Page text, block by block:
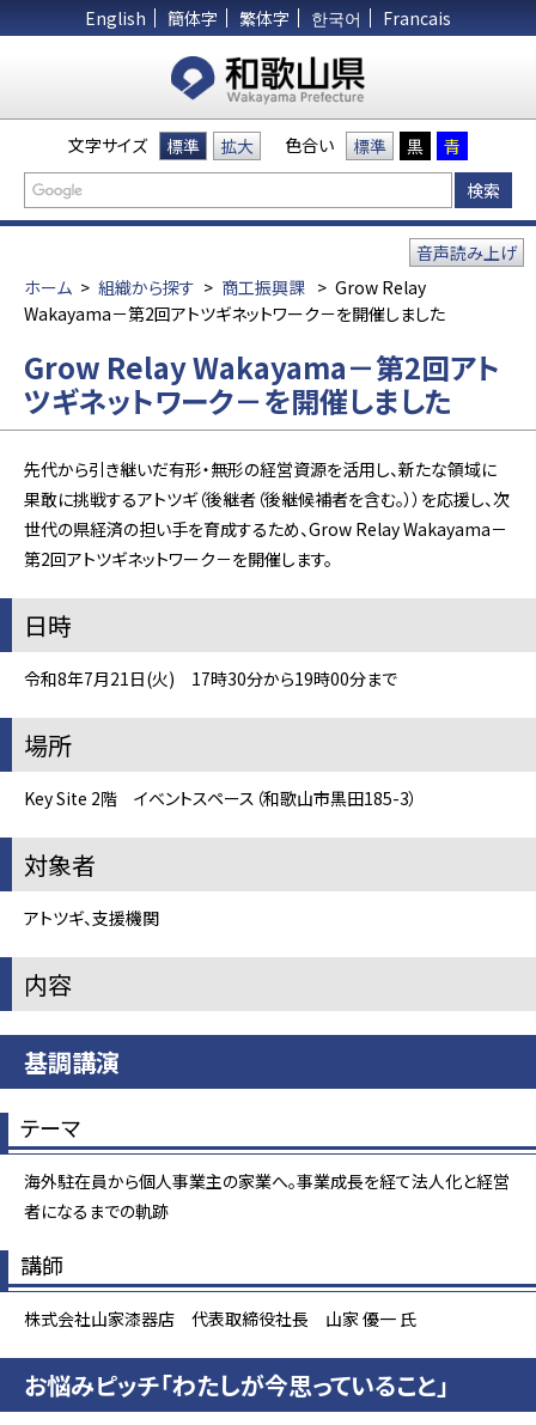
English 簡体字 繁体字 한국어 Francais
文字サイズ 標準 拡大 色合い 標準 黒 青
ホーム > 組織から探す > 商工振興課 > Grow Relay
Wakayama－第2回アトツギネットワーク－を開催しました
音声読み上げ
Grow Relay Wakayama－第2回アト
ツギネットワーク－を開催しました
先代から引き継いだ有形・無形の経営資源を活用し、新たな領域に
果敢に挑戦するアトツギ（後継者（後継候補者を含む。））を応援し、次
世代の県経済の担い手を育成するため、Grow Relay Wakayama－
第2回アトツギネットワーク－を開催します。
日時
令和8年7月21日(火) 17時30分から19時00分まで
場所
Key Site 2階 イベントスペース（和歌山市黒田185-3）
対象者
アトツギ、支援機関
内容
基調講演
テーマ
海外駐在員から個人事業主の家業へ。事業成長を経て法人化と経営
者になるまでの軌跡
講師
株式会社山家漆器店 代表取締役社長 山家 優一 氏
お悩みピッチ「わたしが今思っていること」